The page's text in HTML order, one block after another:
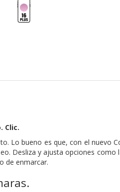
Clic.
Lo bueno es que, con el nuevo
Desliza y ajusta opciones
de enmarcar.